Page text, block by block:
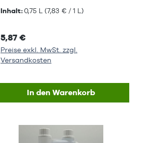
Inhalt:0,75 L (7,83 € / 1 L)
5,87 €
Preise exkl. MwSt. zzgl.
Versandkosten
In den Warenkorb